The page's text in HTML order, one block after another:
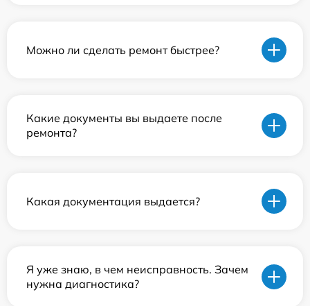
Можно ли сделать ремонт быстрее?
Какие документы вы выдаете после
ремонта?
Какая документация выдается?
Я уже знаю, в чем неисправность. Зачем
нужна диагностика?